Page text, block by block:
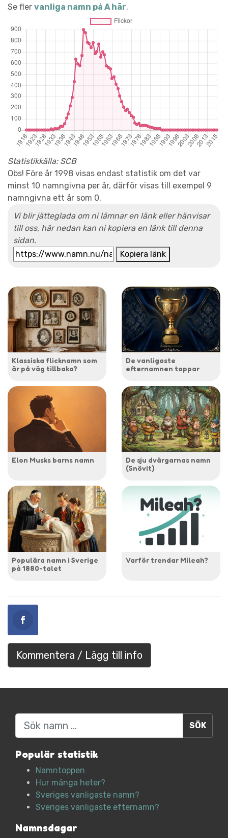
Se fler vanliga namn på A här.
Statistikkälla: SCB
Obs! Före år 1998 visas endast statistik om det var
minst 10 namngivna per år, därför visas till exempel 9
namngivna ett år som 0.
Vi blir jätteglada om ni lämnar en länk eller hänvisar
till oss, här nedan kan ni kopiera en länk till denna
sidan.
Kopiera länk
Klassiska flicknamn som
är på väg tillbaka?
De vanligaste
efternamnen tappar
Elon Musks barns namn
De sju dvärgarnas namn
(Snövit)
Populära namn i Sverige
på 1880-talet
Varför trendar Mileah?
Kommentera / Lägg till info
Sök
Populär statistik
Namntoppen
Hur många heter?
Sveriges vanligaste namn?
Sveriges vanligaste efternamn?
Namnsdagar